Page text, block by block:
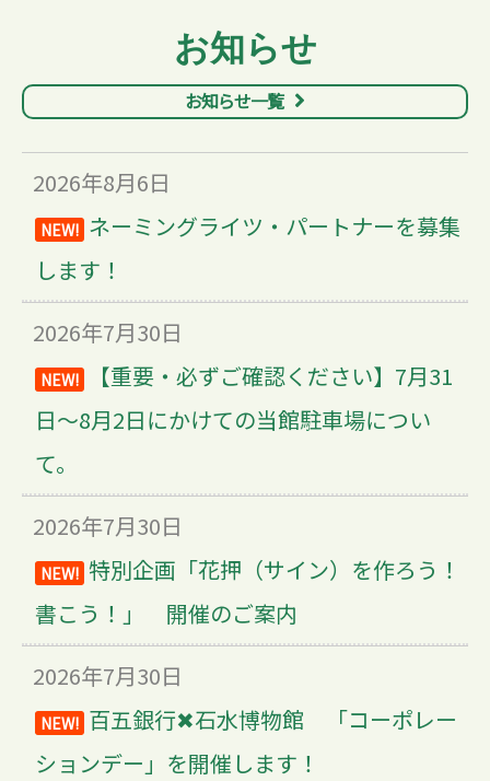
お知らせ
お知らせ一覧
2026年8月6日
NEW! ネーミングライツ・パートナーを募集
します！
2026年7月30日
NEW!
【重要・必ずご確認ください】7月31
日～8月2日にかけての当館駐車場につい
て。
2026年7月30日
NEW! 特別企画「花押（サイン）を作ろう！
書こう！」 開催のご案内
2026年7月30日
NEW! 百五銀行✖石水博物館 「コーポレー
ションデー」を開催します！